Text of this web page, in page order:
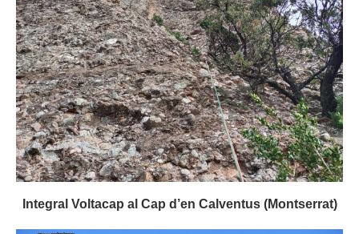
Integral Voltacap al Cap d’en Calventus (Montserrat)